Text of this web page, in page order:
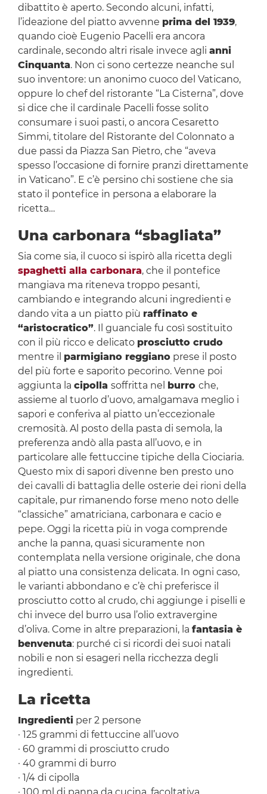
dibattito è aperto. Secondo alcuni, infatti,
l’ideazione del piatto avvenne prima del 1939,
quando cioè Eugenio Pacelli era ancora
cardinale, secondo altri risale invece agli anni
Cinquanta. Non ci sono certezze neanche sul
suo inventore: un anonimo cuoco del Vaticano,
oppure lo chef del ristorante “La Cisterna”, dove
si dice che il cardinale Pacelli fosse solito
consumare i suoi pasti, o ancora Cesaretto
Simmi, titolare del Ristorante del Colonnato a
due passi da Piazza San Pietro, che “aveva
spesso l’occasione di fornire pranzi direttamente
in Vaticano”. E c’è persino chi sostiene che sia
stato il pontefice in persona a elaborare la
ricetta…
Una carbonara “sbagliata”
Sia come sia, il cuoco si ispirò alla ricetta degli
spaghetti alla carbonara, che il pontefice
mangiava ma riteneva troppo pesanti,
cambiando e integrando alcuni ingredienti e
dando vita a un piatto più raffinato e
“aristocratico”. Il guanciale fu così sostituito
con il più ricco e delicato prosciutto crudo
mentre il parmigiano reggianoprese il posto
del più forte e saporito pecorino. Venne poi
aggiunta la cipolla soffritta nel burro che,
assieme al tuorlo d’uovo, amalgamava meglio i
sapori e conferiva al piatto un’eccezionale
cremosità. Al posto della pasta di semola, la
preferenza andò alla pasta all’uovo, e in
particolare alle fettuccine tipiche della Ciociaria.
Questo mix di sapori divenne ben presto uno
dei cavalli di battaglia delle osterie dei rioni della
capitale, pur rimanendo forse meno noto delle
“classiche” amatriciana, carbonara e cacio e
pepe. Oggi la ricetta più in voga comprende
anche la panna, quasi sicuramente non
contemplata nella versione originale, che dona
al piatto una consistenza delicata. In ogni caso,
le varianti abbondano e c’è chi preferisce il
prosciutto cotto al crudo, chi aggiunge i piselli e
chi invece del burro usa l’olio extravergine
d’oliva. Come in altre preparazioni, la fantasia è
benvenuta: purché ci si ricordi dei suoi natali
nobili e non si esageri nella ricchezza degli
ingredienti.
La ricetta
Ingredientiper 2 persone
· 125 grammi di fettuccine all’uovo
· 60 grammi di prosciutto crudo
· 40 grammi di burro
· 1/4 di cipolla